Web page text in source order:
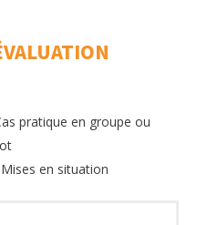
pratique en groupe ou
en situation